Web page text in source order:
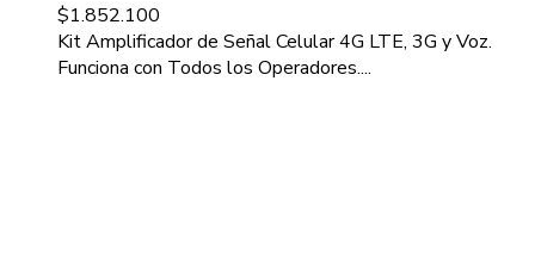
$1.852.100
Kit Amplificador de Señal Celular 4G LTE, 3G y Voz.
Funciona con Todos los Operadores....